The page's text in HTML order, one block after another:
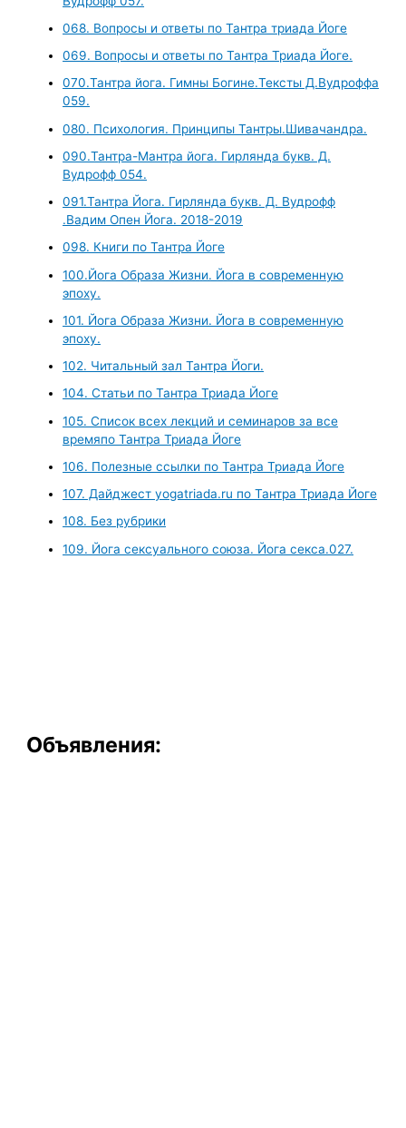
068. Вопросы и ответы по Тантра триада Йоге
069. Вопросы и ответы по Тантра Триада Йоге.
070.Тантра йога. Гимны Богине.Тексты Д.Вудроффа
059.
080. Психология. Принципы Тантры.Шивачандра.
090.Тантра-Мантра йога. Гирлянда букв. Д.
Вудрофф 054.
091.Тантра Йога. Гирлянда букв. Д. Вудрофф
.Вадим Опен Йога. 2018-2019
098. Книги по Тантра Йоге
100.Йога Образа Жизни. Йога в современную
эпоху.
101. Йога Образа Жизни. Йога в современную
эпоху.
102. Читальный зал Тантра Йоги.
104. Статьи по Тантра Триада Йоге
105. Список всех лекций и семинаров за все
времяпо Тантра Триада Йоге
106. Полезные ссылки по Тантра Триада Йоге
107. Дайджест yogatriada.ru по Тантра Триада Йоге
108. Без рубрики
109. Йога сексуального союза. Йога секса.027.
Объявления: